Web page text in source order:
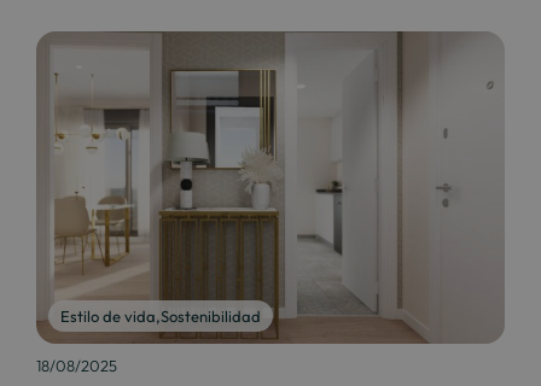
Estilo de vida,Sostenibilidad
18/08/2025